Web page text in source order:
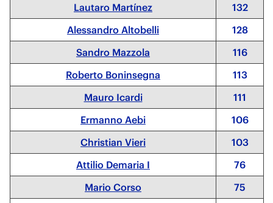
Lautaro Martínez
132
Alessandro Altobelli
128
Sandro Mazzola
116
Roberto Boninsegna
113
Mauro Icardi
111
Ermanno Aebi
106
Christian Vieri
103
Attilio Demaria I
76
Mario Corso
75